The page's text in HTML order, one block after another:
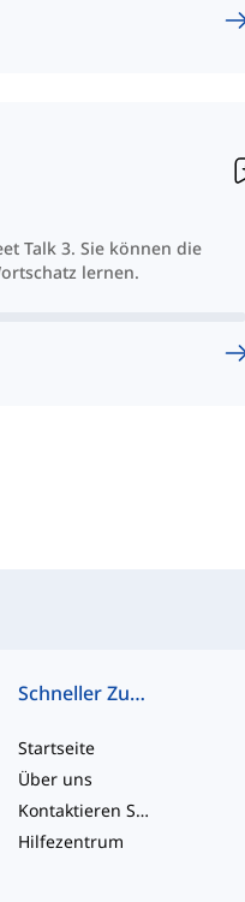
Talk 3. Sie können die
lernen.
Schneller Zugriff
Startseite
Über uns
Kontaktieren Sie uns
Hilfezentrum